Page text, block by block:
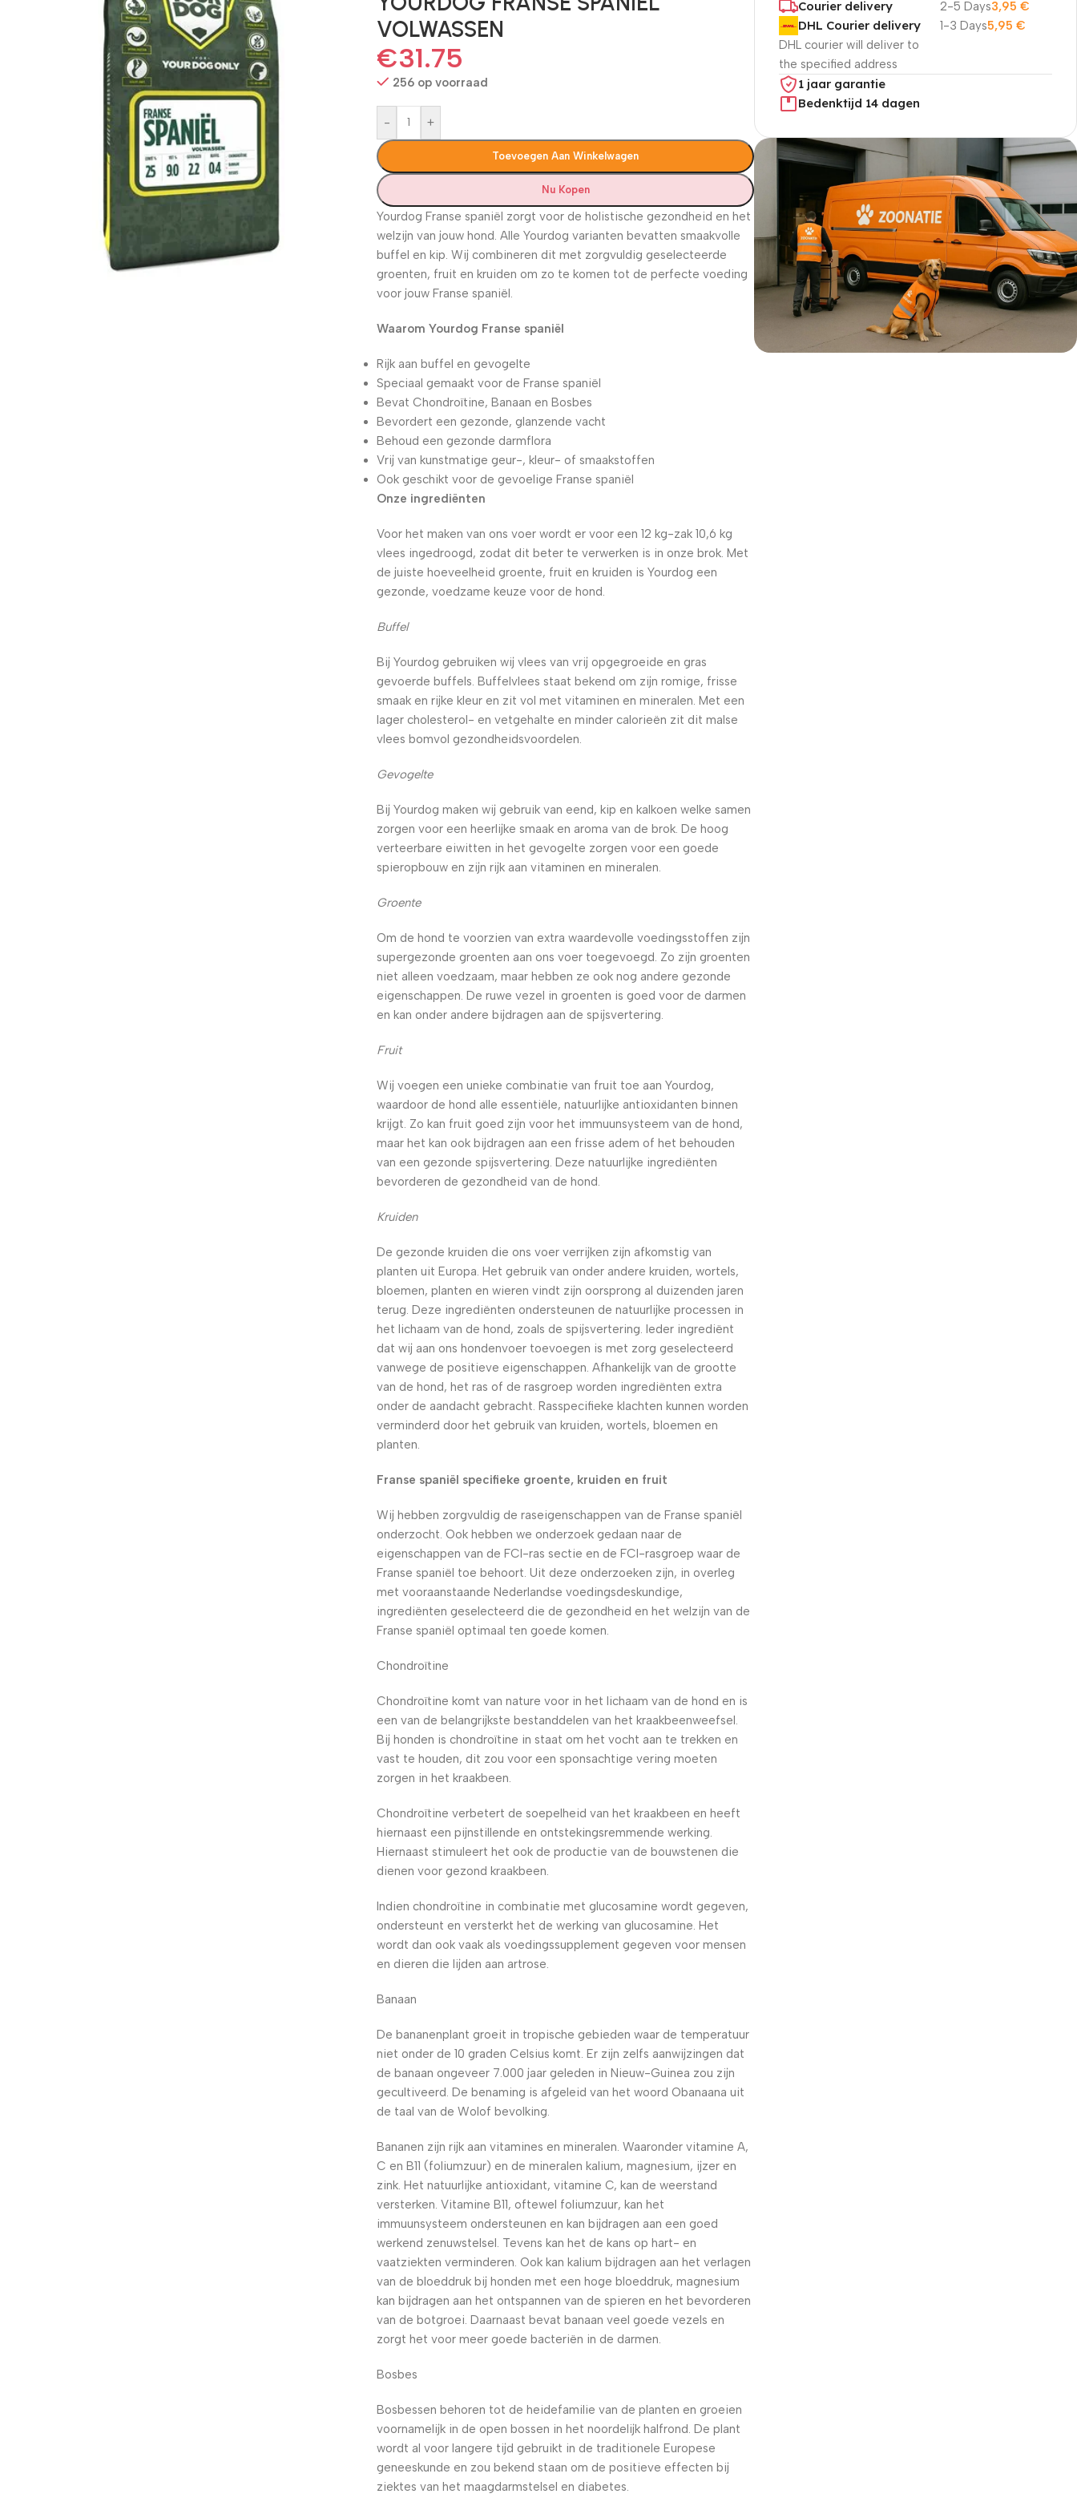
VOLWASSEN
€31.75
256 op voorraad
- +
Toevoegen Aan Winkelwagen
Nu Kopen
Yourdog Franse spaniël zorgt voor de holistische gezondheid en het
welzijn van jouw hond. Alle Yourdog varianten bevatten smaakvolle
buffel en kip. Wij combineren dit met zorgvuldig geselecteerde
groenten, fruit en kruiden om zo te komen tot de perfecte voeding
voor jouw Franse spaniël.
Waarom Yourdog Franse spaniël
Rijk aan buffel en gevogelte
Speciaal gemaakt voor de Franse spaniël
Bevat Chondroïtine, Banaan en Bosbes
Bevordert een gezonde, glanzende vacht
Behoud een gezonde darmflora
Vrij van kunstmatige geur-, kleur- of smaakstoffen
Ook geschikt voor de gevoelige Franse spaniël
Onze ingrediënten
Voor het maken van ons voer wordt er voor een 12 kg-zak 10,6 kg
vlees ingedroogd, zodat dit beter te verwerken is in onze brok. Met
de juiste hoeveelheid groente, fruit en kruiden is Yourdog een
gezonde, voedzame keuze voor de hond.
Buffel
Bij Yourdog gebruiken wij vlees van vrij opgegroeide en gras
gevoerde buffels. Buffelvlees staat bekend om zijn romige, frisse
smaak en rijke kleur en zit vol met vitaminen en mineralen. Met een
lager cholesterol- en vetgehalte en minder calorieën zit dit malse
vlees bomvol gezondheidsvoordelen.
Gevogelte
Bij Yourdog maken wij gebruik van eend, kip en kalkoen welke samen
zorgen voor een heerlijke smaak en aroma van de brok. De hoog
verteerbare eiwitten in het gevogelte zorgen voor een goede
spieropbouw en zijn rijk aan vitaminen en mineralen.
Groente
Om de hond te voorzien van extra waardevolle voedingsstoffen zijn
supergezonde groenten aan ons voer toegevoegd. Zo zijn groenten
niet alleen voedzaam, maar hebben ze ook nog andere gezonde
eigenschappen. De ruwe vezel in groenten is goed voor de darmen
en kan onder andere bijdragen aan de spijsvertering.
Fruit
Wij voegen een unieke combinatie van fruit toe aan Yourdog,
waardoor de hond alle essentiële, natuurlijke antioxidanten binnen
krijgt. Zo kan fruit goed zijn voor het immuunsysteem van de hond,
maar het kan ook bijdragen aan een frisse adem of het behouden
van een gezonde spijsvertering. Deze natuurlijke ingrediënten
bevorderen de gezondheid van de hond.
Kruiden
De gezonde kruiden die ons voer verrijken zijn afkomstig van
planten uit Europa. Het gebruik van onder andere kruiden, wortels,
bloemen, planten en wieren vindt zijn oorsprong al duizenden jaren
terug. Deze ingrediënten ondersteunen de natuurlijke processen in
het lichaam van de hond, zoals de spijsvertering. Ieder ingrediënt
dat wij aan ons hondenvoer toevoegen is met zorg geselecteerd
vanwege de positieve eigenschappen. Afhankelijk van de grootte
van de hond, het ras of de rasgroep worden ingrediënten extra
onder de aandacht gebracht. Rasspecifieke klachten kunnen worden
verminderd door het gebruik van kruiden, wortels, bloemen en
planten.
Franse spaniël specifieke groente, kruiden en fruit
Wij hebben zorgvuldig de raseigenschappen van de Franse spaniël
onderzocht. Ook hebben we onderzoek gedaan naar de
eigenschappen van de FCI-ras sectie en de FCI-rasgroep waar de
Franse spaniël toe behoort. Uit deze onderzoeken zijn, in overleg
met vooraanstaande Nederlandse voedingsdeskundige,
ingrediënten geselecteerd die de gezondheid en het welzijn van de
Franse spaniël optimaal ten goede komen.
Chondroïtine
Chondroïtine komt van nature voor in het lichaam van de hond en is
een van de belangrijkste bestanddelen van het kraakbeenweefsel.
Bij honden is chondroïtine in staat om het vocht aan te trekken en
vast te houden, dit zou voor een sponsachtige vering moeten
zorgen in het kraakbeen.
Chondroïtine verbetert de soepelheid van het kraakbeen en heeft
hiernaast een pijnstillende en ontstekingsremmende werking.
Hiernaast stimuleert het ook de productie van de bouwstenen die
dienen voor gezond kraakbeen.
Indien chondroïtine in combinatie met glucosamine wordt gegeven,
ondersteunt en versterkt het de werking van glucosamine. Het
wordt dan ook vaak als voedingssupplement gegeven voor mensen
en dieren die lijden aan artrose.
Banaan
De bananenplant groeit in tropische gebieden waar de temperatuur
niet onder de 10 graden Celsius komt. Er zijn zelfs aanwijzingen dat
de banaan ongeveer 7.000 jaar geleden in Nieuw-Guinea zou zijn
gecultiveerd. De benaming is afgeleid van het woord Obanaana uit
de taal van de Wolof bevolking.
Bananen zijn rijk aan vitamines en mineralen. Waaronder vitamine A,
C en B11 (foliumzuur) en de mineralen kalium, magnesium, ijzer en
zink. Het natuurlijke antioxidant, vitamine C, kan de weerstand
versterken. Vitamine B11, oftewel foliumzuur, kan het
immuunsysteem ondersteunen en kan bijdragen aan een goed
werkend zenuwstelsel. Tevens kan het de kans op hart- en
vaatziekten verminderen. Ook kan kalium bijdragen aan het verlagen
van de bloeddruk bij honden met een hoge bloeddruk, magnesium
kan bijdragen aan het ontspannen van de spieren en het bevorderen
van de botgroei. Daarnaast bevat banaan veel goede vezels en
zorgt het voor meer goede bacteriën in de darmen.
Bosbes
Bosbessen behoren tot de heidefamilie van de planten en groeien
voornamelijk in de open bossen in het noordelijk halfrond. De plant
wordt al voor langere tijd gebruikt in de traditionele Europese
geneeskunde en zou bekend staan om de positieve effecten bij
ziektes van het maagdarmstelsel en diabetes.
Courier delivery
2-5 Days3,95€
DHL Courier delivery
DHL courier will deliver to
the specified address
1-3 Days5,95€
1 jaar garantie
Bedenktijd 14 dagen